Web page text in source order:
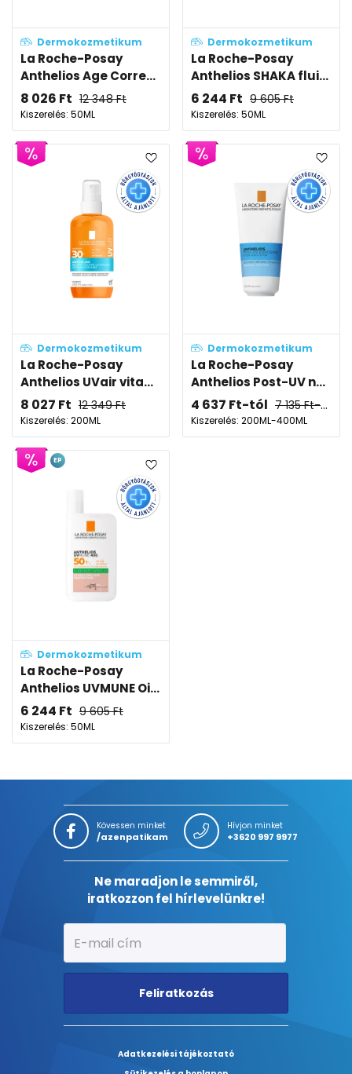
Dermokozmetikum
La Roche-Posay
Anthelios Age Corre...
8 026 Ft 12 348Ft
Kiszerelés: 50ML
Dermokozmetikum
La Roche-Posay
Anthelios SHAKA flui...
6 244 Ft 9 605Ft
Kiszerelés: 50ML
Dermokozmetikum
La Roche-Posay
Anthelios UVair vita...
8 027 Ft 12 349Ft
Kiszerelés: 200ML
Dermokozmetikum
La Roche-Posay
Anthelios Post-UV n...
4 637 Ft-tól 7 135Ft-tól
Kiszerelés: 200ML-400ML
Dermokozmetikum
La Roche-Posay
Anthelios UVMUNE Oi...
6 244 Ft 9 605Ft
Kiszerelés: 50ML
EP
Kövessen minket
/azenpatikam
Hívjon minket
+3620 997 9977
Ne maradjon le semmiről,
iratkozzon fel hírlevelünkre!
Feliratkozás
Adatkezelési tájékoztató